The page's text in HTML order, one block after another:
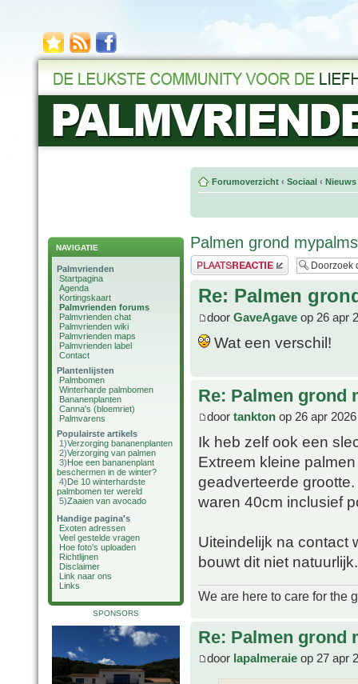
NAVIGATIE
Palmvrienden
Startpagina
Agenda
Kortingskaart
Palmvrienden forums
Palmvrienden chat
Palmvrienden wiki
Palmvrienden maps
Palmvrienden label
Contact
Plantenlijsten
Palmbomen
Winterharde palmbomen
Bananenplanten
Canna's (bloemriet)
Palmvarens
Populairste artikels
1)Verzorging bananenplanten
2)Verzorging van palmen
3)Hoe een bananenplant
beschermen in de winter?
4)De 10 winterhardste
palmbomen ter wereld
5)Zaaien van avocado
Handige pagina's
Exoten adressen
Veel gestelde vragen
Hoe foto's uploaden
Richtlijnen
Disclaimer
Link naar ons
Links
SPONSORS
Forumoverzicht ‹ Sociaal ‹
Palmen grond
Plaats een reactie
Re: Palmen
door GaveAgave op 26 apr
Wat een verschil!
Re: Palmen grond
door tankton op 26 apr
Ik heb zelf ook een
Extreem kleine
geadverteerde
waren 40cm inclusief
Uiteindelijk na contact
bouwt dit niet natuurlijk.
We are here to care for the
Re: Palmen grond
door lapalmeraie op 27 apr